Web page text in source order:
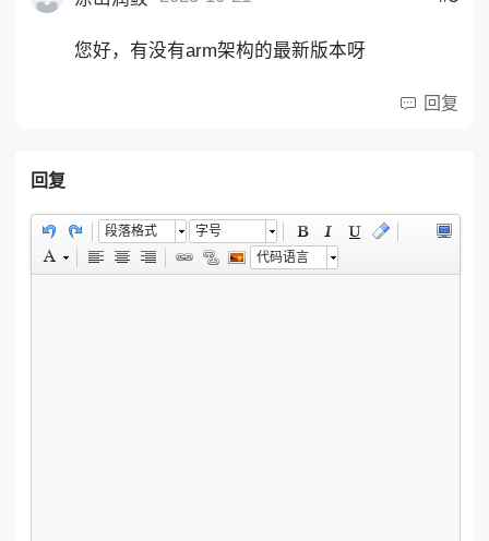
您好，有没有arm架构的最新版本呀
回复
回复
段落格式
字号
代码语言